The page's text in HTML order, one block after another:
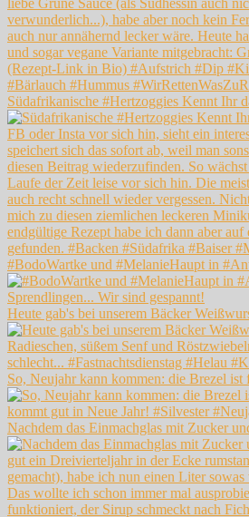
Südafrikanische #Hertzoggies Kennt Ihr
#BodoWartke und #MelanieHaupt in
Heute gab's bei unserem Bäcker
So, Neujahr kann kommen: die Brezel ist
Nachdem das Einmachglas mit Zucker